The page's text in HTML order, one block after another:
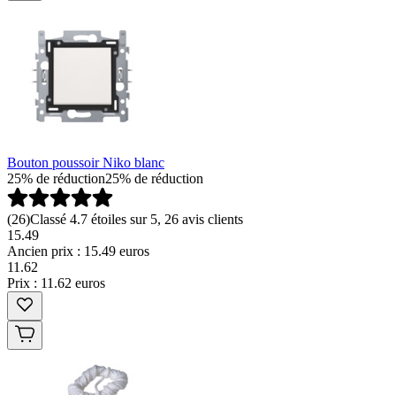
Bouton poussoir Niko blanc
25% de réduction25% de réduction
(26)Classé 4.7 étoiles sur 5, 26 avis clients
15.49
Ancien prix : 15.49 euros
11 .62
Prix : 11.62 euros